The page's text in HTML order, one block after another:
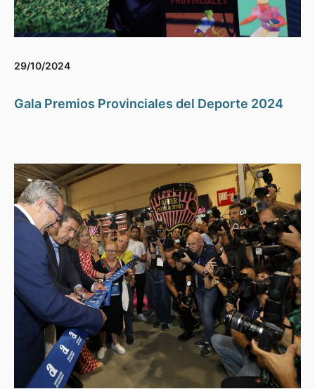
29/10/2024
Gala Premios Provinciales del Deporte 2024